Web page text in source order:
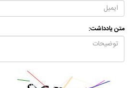
متن يادداشت: